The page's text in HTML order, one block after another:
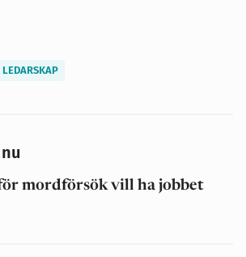
LEDARSKAP
mordförsök vill ha jobbet